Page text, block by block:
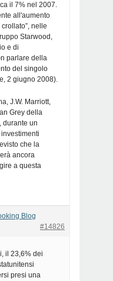
il 7% nel 2007.
all'aumento
nelle
Starwood,
e di
parlare della
del singolo
2 giugno 2008).
J.W. Marriott,
Grey della
durante un
che la
ancora
a questa
Blog
#14826
il 23,6% dei
presi una